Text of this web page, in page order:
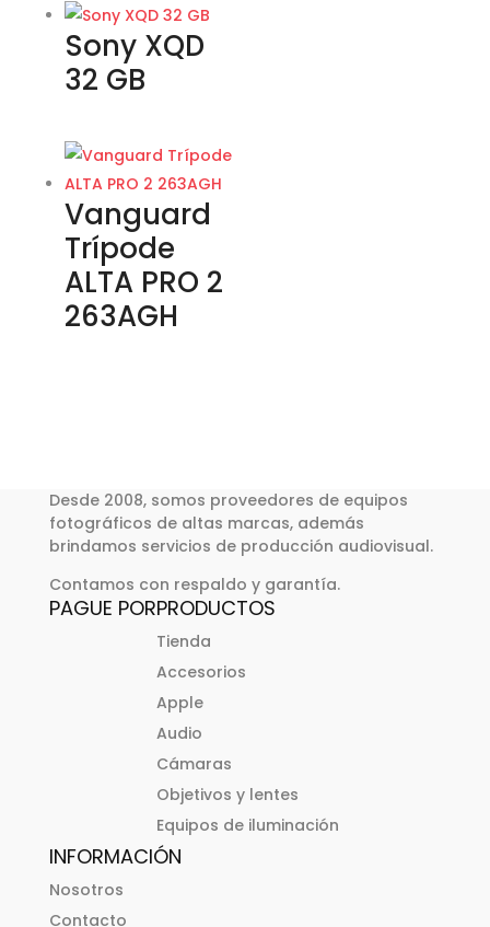
Sony XQD
32 GB
Vanguard
Trípode
ALTA PRO 2
263AGH
Desde 2008, somos proveedores de equipos
fotográficos de altas marcas, además
brindamos servicios de producción audiovisual.
Contamos con respaldo y garantía.
PAGUE PORPRODUCTOS
Tienda
Accesorios
Apple
Audio
Cámaras
Objetivos y lentes
Equipos de iluminación
INFORMACIÓN
Nosotros
Contacto